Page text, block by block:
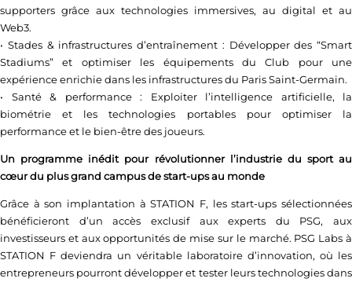
supporters grâce aux technologies immersives, au digital et au
Web3.
• Stades & infrastructures d’entraînement : Développer des “Smart
Stadiums” et optimiser les équipements du Club pour une
expérience enrichie dans les infrastructures du Paris Saint-Germain.
• Santé & performance : Exploiter l’intelligence artificielle, la
biométrie et les technologies portables pour optimiser la
performance et le bien-être des joueurs.
Un programme inédit pour révolutionner l’industrie du sport au
cœur du plus grand campus de start-ups au monde
Grâce à son implantation à STATION F, les start-ups sélectionnées
bénéficieront d’un accès exclusif aux experts du PSG, aux
investisseurs et aux opportunités de mise sur le marché. PSG Labs à
STATION F deviendra un véritable laboratoire d’innovation, où les
entrepreneurs pourront développer et tester leurs technologies dans